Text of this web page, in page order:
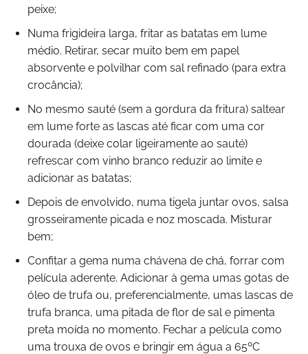
peixe;
Numa frigideira larga, fritar as batatas em lume
médio. Retirar, secar muito bem em papel
absorvente e polvilhar com sal refinado (para extra
crocância);
No mesmo sauté (sem a gordura da fritura) saltear
em lume forte as lascas até ficar com uma cor
dourada (deixe colar ligeiramente ao sauté)
refrescar com vinho branco reduzir ao limite e
adicionar as batatas;
Depois de envolvido, numa tigela juntar ovos, salsa
grosseiramente picada e noz moscada. Misturar
bem;
Confitar a gema numa chávena de chá, forrar com
película aderente. Adicionar à gema umas gotas de
óleo de trufa ou, preferencialmente, umas lascas de
trufa branca, uma pitada de flor de sal e pimenta
preta moída no momento. Fechar a película como
uma trouxa de ovos e bringir em água a 65ºC